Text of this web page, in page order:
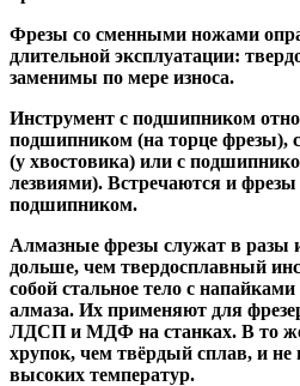
Фрезы со сменными ножами
длительной эксплуатации:
заменимы по мере износа.
Инструмент с подшипником
подшипником (на торце фрезы),
(у хвостовика) или с
лезвиями). Встречаются и фрезы
подшипником.
Алмазные фрезы служат в разы
дольше, чем твердосплавный
собой стальное тело с
алмаза. Их применяют для
ЛДСП и МДФ на станках. В то же
хрупок, чем твёрдый сплав, и не
высоких температур.